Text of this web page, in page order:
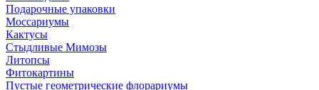
Подарочные упаковки
Моссариумы
Кактусы
Стыдливые Мимозы
Литопсы
Фитокартины
Пустые геометрические флорариумы